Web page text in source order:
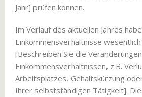
Jahr] prüfen können.
Im Verlauf des aktuellen Jahres
Einkommensverhältnisse
[Beschreiben Sie die
Einkommensverhältnissen, z.B.
Arbeitsplatzes, Gehaltskürzung
Ihrer selbstständigen Tätigkeit].